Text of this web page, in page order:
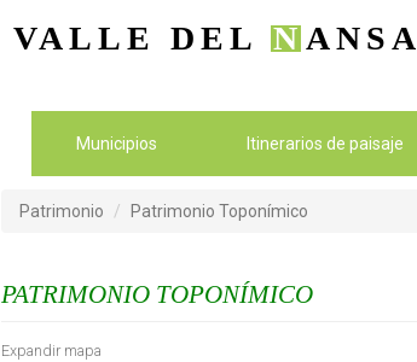
VALLE DEL NANSA
Municipios Itinerarios de paisaje
Patrimonio Patrimonio Toponímico
PATRIMONIO TOPONÍMICO
Expandir mapa